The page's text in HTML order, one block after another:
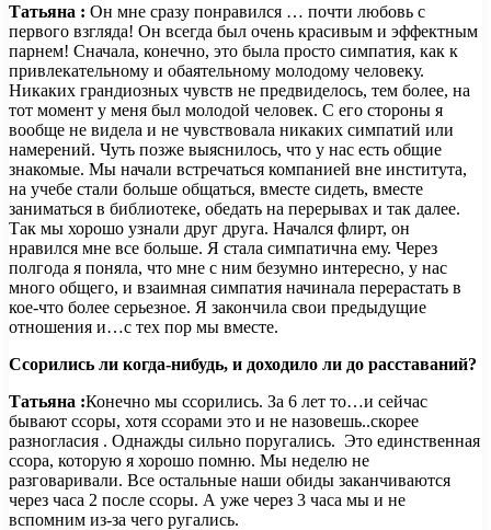
Татьяна : Он мне сразу понравился … почти любовь с
первого взгляда! Он всегда был очень красивым и эффектным
парнем! Сначала, конечно, это была просто симпатия, как к
привлекательному и обаятельному молодому человеку.
Никаких грандиозных чувств не предвиделось, тем более, на
тот момент у меня был молодой человек. С его стороны я
вообще не видела и не чувствовала никаких симпатий или
намерений. Чуть позже выяснилось, что у нас есть общие
знакомые. Мы начали встречаться компанией вне института,
на учебе стали больше общаться, вместе сидеть, вместе
заниматься в библиотеке, обедать на перерывах и так далее.
Так мы хорошо узнали друг друга. Начался флирт, он
нравился мне все больше. Я стала симпатична ему. Через
полгода я поняла, что мне с ним безумно интересно, у нас
много общего, и взаимная симпатия начинала перерастать в
кое-что более серьезное. Я закончила свои предыдущие
отношения и…с тех пор мы вместе.
Ссорились ли когда-нибудь, и доходило ли до расставаний?
Татьяна :Конечно мы ссорились. За 6 лет то…и сейчас
бывают ссоры, хотя ссорами это и не назовешь..скорее
разногласия . Однажды сильно поругались. Это единственная
ссора, которую я хорошо помню. Мы неделю не
разговаривали. Все остальные наши обиды заканчиваются
через часа 2 после ссоры. А уже через 3 часа мы и не
вспомним из-за чего ругались.